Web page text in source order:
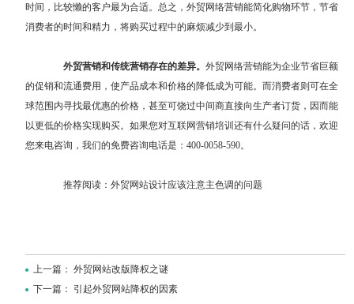
时间，比较懒的客户最为合适。总之，外贸网络营销能简化购物环节，节省
消费者的时间和精力，将购买过程中的麻烦减少到最小。
外贸营销和传统营销存在的差异。外贸网络营销能为企业节省巨额
的促销和流通费用，使产品成本和价格的降低成为可能。而消费者则可在全
球范围内寻找最优惠的价格，甚至可饶过中间商直接向生产者订货，因而能
以更低的价格实现购买。如果您对互联网营销培训还有什么疑问的话，欢迎
您来电咨询，我们的免费咨询电话是：400-0058-590。
推荐阅读：外贸网站设计应该注意主色调的问题
上一篇：外贸网站改版降权之谜
下一篇： 引起外贸网站降权的因素